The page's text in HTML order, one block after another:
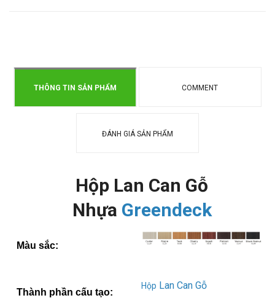
THÔNG TIN SẢN PHẨM COMMENT
ĐÁNH GIÁ SẢN PHẨM
Hộp Lan Can Gỗ
Nhựa Greendeck
Màu sắc:
Thành phần cấu tạo:
Hộp Lan Can Gỗ